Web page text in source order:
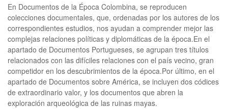
En Documentos de la Época Colombina, se reproducen
colecciones documentales, que, ordenadas por los autores de los
correspondientes estudios, nos ayudan a comprender mejor las
complejas relaciones políticas y diplomáticas de la época.En el
apartado de Documentos Portugueses, se agrupan tres títulos
relacionados con las difíciles relaciones con el país vecino, gran
competidor en los descubrimientos de la época.Por último, en el
apartado de Documentos sobre América, se incluyen dos códices
de extraordinario valor, y los documentos que abren la
exploración arqueológica de las ruinas mayas.